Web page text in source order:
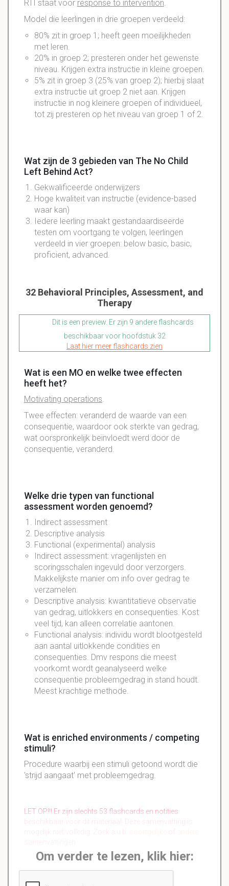
RTI staat voor response to intervention.
Model die leerlingen in drie groepen verdeeld:
80% zit in groep 1; heeft geen moeilijkheden
met leren.
20% in groep 2; presteren onder het gewenste
niveau. Krijgen extra instructie in kleine groepen.
5% zit in groep 3 (25% van groep 2); hierbij slaat
extra instructie uit groep 2 niet aan. Krijgen
instructie in nog kleinere groepen of individueel,
tot zij presteren op het niveau van groep 1 of 2.
Wat zijn de 3 gebieden van The No Child
Left Behind Act?
Gekwalificeerde onderwijzers
Hoge kwaliteit van instructie (evidence-based
waar kan)
Iedere leerling maakt gestandaardiseerde
testen om voortgang te volgen, leerlingen
verdeeld in vier groepen: below basic, basic,
proficient, advanced.
32 Behavioral Principles, Assessment, and
Therapy
Dit is een preview. Er zijn 9 andere flashcards
beschikbaar voor hoofdstuk 32
Laat hier meer flashcards zien
Wat is een MO en welke twee effecten
heeft het?
Motivating operations.
Twee effecten: veranderd de waarde van een
consequentie, waardoor ook sterkte van gedrag,
wat oorspronkelijk beïnvloedt werd door de
consequentie, veranderd.
Welke drie typen van functional
assessment worden genoemd?
Indirect assessment
Descriptive analysis
Functional (experimental) analysis
Indirect assessment: vragenlijsten en
scoringsschalen ingevuld door verzorgers.
Makkelijkste manier om info over gedrag te
verzamelen.
Descriptive analysis: kwantitatieve observatie
van gedrag, uitlokkers en consequenties. Kost
veel tijd, kan alleen correlatie aantonen.
Functional analysis: individu wordt blootgesteld
aan aantal uitlokkende condities en
consequenties. Dmv respons die meest
voorkomt wordt geanalyseerd welke
consequentie probleemgedrag in stand houdt.
Meest krachtige methode.
Wat is enriched environments / competing
stimuli?
Procedure waarbij een stimuli getoond wordt die
'strijd aangaat' met probleemgedrag.
LET OP!!! Er zijn slechts 53 flashcards en notities
beschikbaar voor dit materiaal. Deze samenvatting is
Om verder te lezen, klik hier: